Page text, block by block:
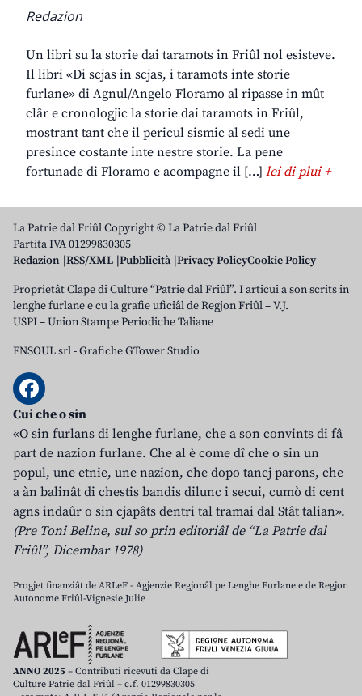
Redazion
Un libri su la storie dai taramots in Friûl nol esisteve.
Il libri «Di scjas in scjas, i taramots inte storie
furlane» di Agnul/Angelo Floramo al ripasse in mût
clâr e cronologjic la storie dai taramots in Friûl,
mostrant tant che il pericul sismic al sedi une
presince costante inte nestre storie. La pene
fortunade di Floramo e acompagne il […] lei di plui +
La Patrie dal Friûl Copyright © La Patrie dal Friûl
Partita IVA 01299830305
Redazion RSS/XML Pubblicità Privacy PolicyCookie Policy
Proprietât Clape di Culture “Patrie dal Friûl”. I articui a son scrits in
lenghe furlane e cu la grafie uficiâl de Regjon Friûl – V.J.
USPI – Union Stampe Periodiche Taliane
ENSOUL srl-Grafiche GTower Studio
Cui che o sin
«O sin furlans di lenghe furlane, che a son convints di fâ
part de nazion furlane. Che al è come dî che o sin un
popul, une etnie, une nazion, che dopo tancj parons, che
a àn balinât di chestis bandis dilunc i secui, cumò di cent
agns indaûr o sin cjapâts dentri tal tramai dal Stât talian».
(Pre Toni Beline, sul so prin editoriâl de “La Patrie dal
Friûl”, Dicembar 1978)
Progjet finanziât de ARLeF - Agjenzie Regjonâl pe Lenghe Furlane e de Regjon
Autonome Friûl-Vignesie Julie
ANNO 2025 – Contributi ricevuti da Clape di
Culture Patrie dal Friûl – c.f. 01299830305